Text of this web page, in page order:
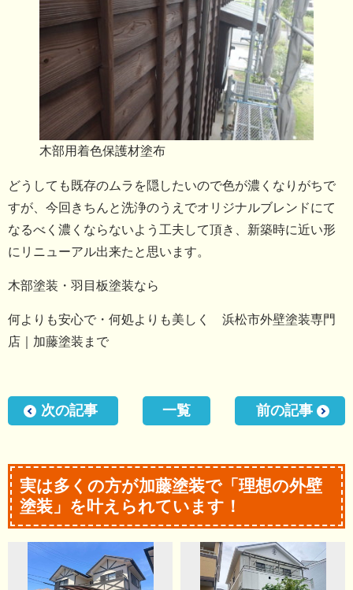
木部用着色保護材塗布
どうしても既存のムラを隠したいので色が濃くなりがちで
すが、今回きちんと洗浄のうえでオリジナルブレンドにて
なるべく濃くならないよう工夫して頂き、新築時に近い形
にリニューアル出来たと思います。
木部塗装・羽目板塗装なら
何よりも安心で・何処よりも美しく 浜松市外壁塗装専門
店｜加藤塗装まで
次の記事 一覧 前の記事
実は多くの方が加藤塗装で「理想の外壁
塗装」を叶えられています！